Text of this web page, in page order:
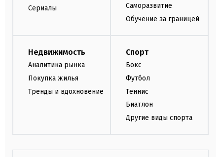
Сериалы
Саморазвитие
Обучение за границей
Недвижимость
Аналитика рынка
Покупка жилья
Тренды и вдохновение
Спорт
Бокс
Футбол
Теннис
Биатлон
Другие виды спорта